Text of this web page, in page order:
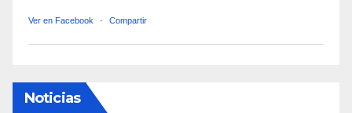
Ver en Facebook · Compartir
Noticias